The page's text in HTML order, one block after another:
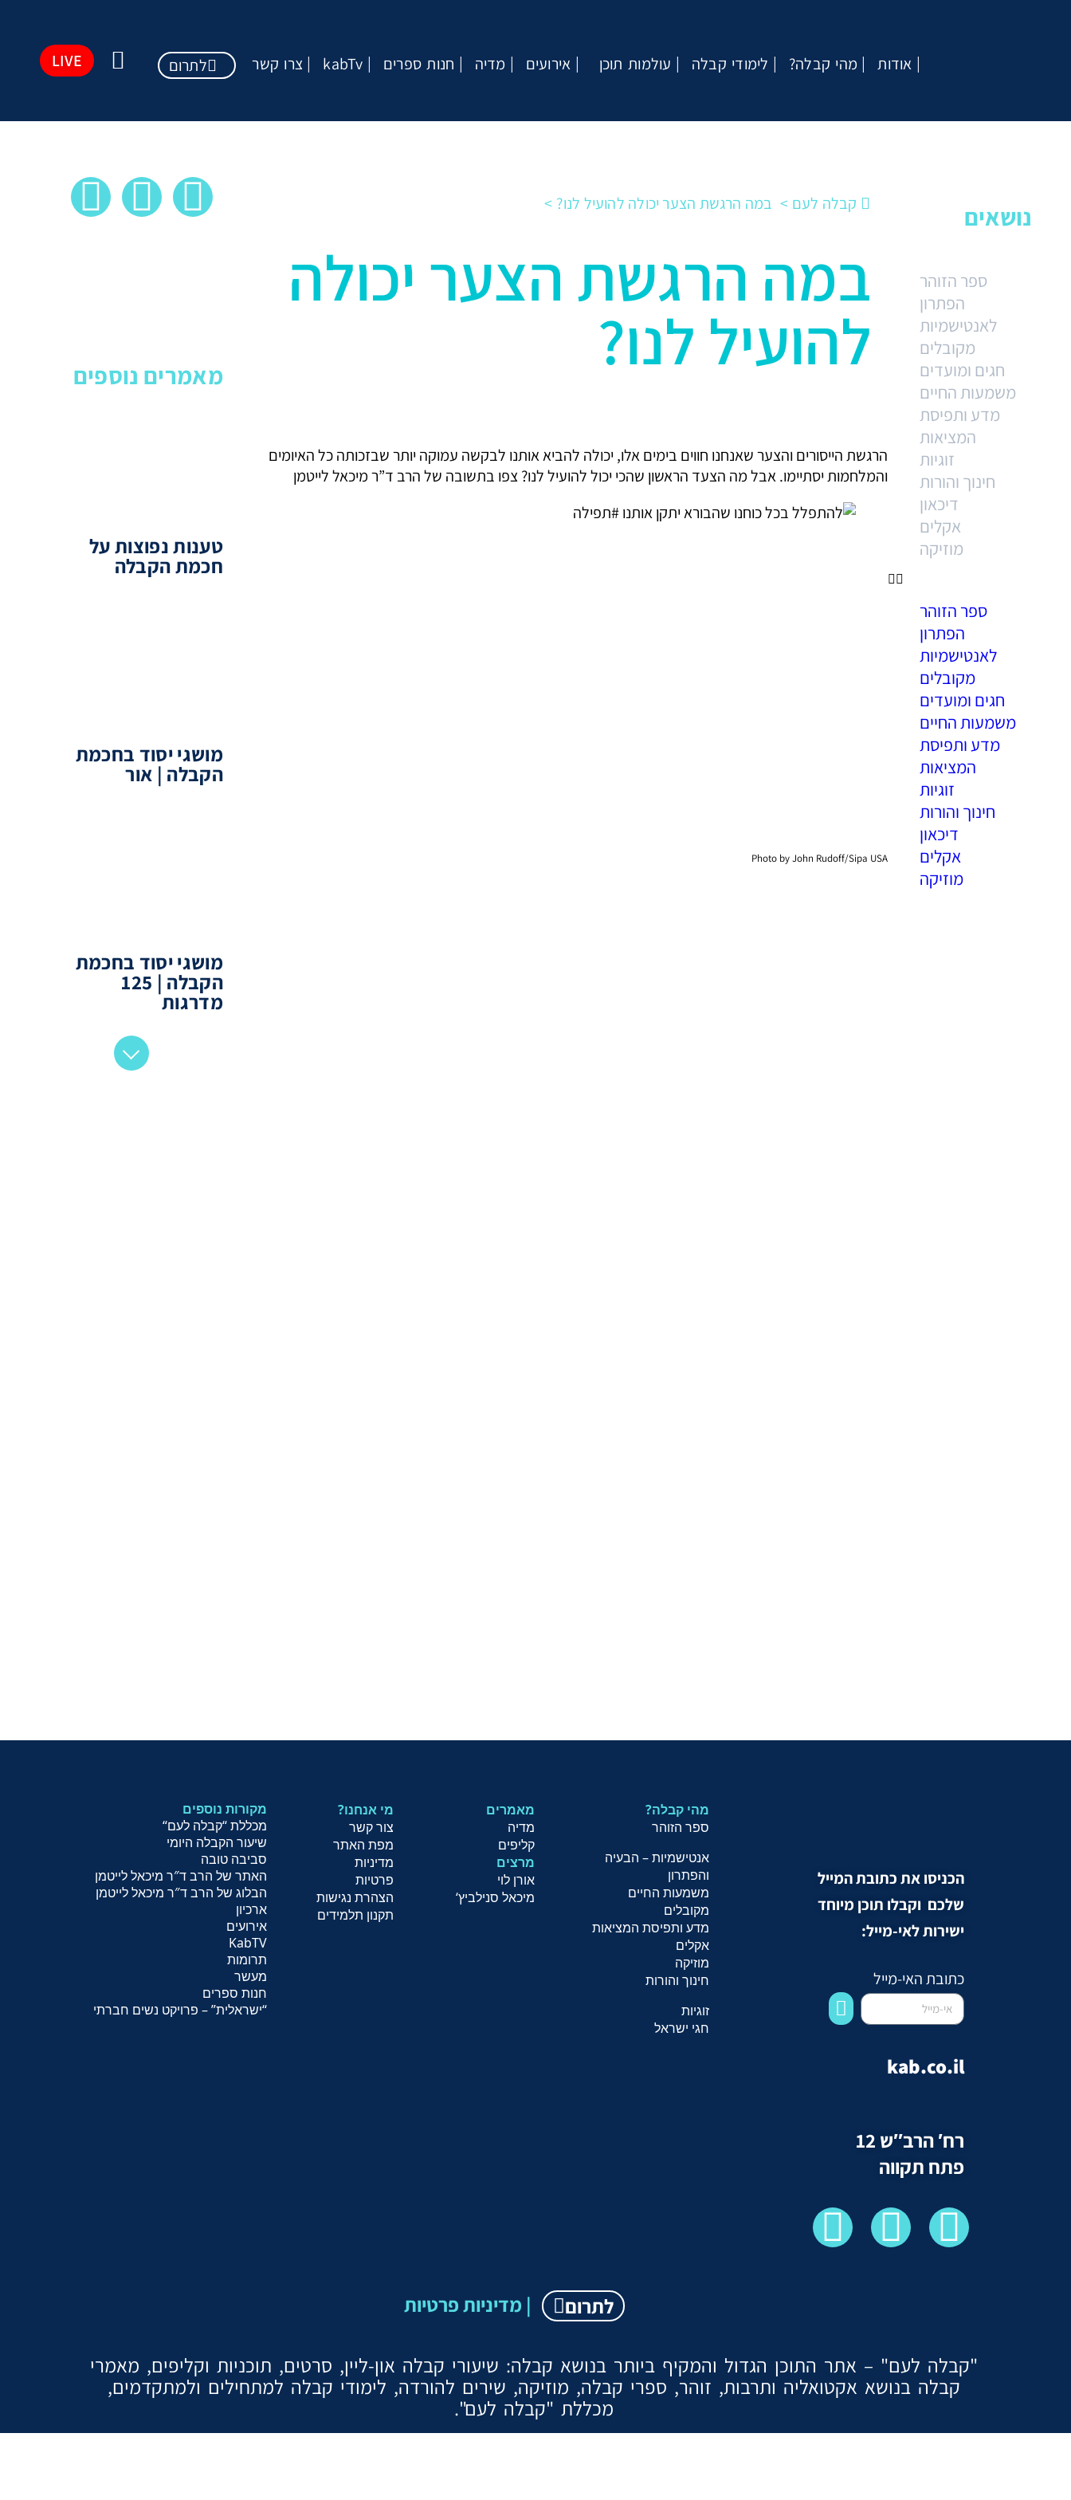
LIVE לתרום צרו קשר kabTv חנות ספרים מדיה אירועים עולמות תוכן לימודי קבלה ?מהי קבלה אודות
מאמרים נוספים
טענות נפוצות על
חכמת הקבלה
מושגי יסוד בחכמת
הקבלה | אור
מושגי יסוד בחכמת
הקבלה | 125
מדרגות
במה הרגשת הצער יכולה להועיל לנו?
במה הרגשת הצער יכולה
להועיל לנו?
הרגשת הייסורים והצער שאנחנו חווים בימים אלו, יכולה להביא אותנו לבקשה עמוקה יותר שבזכותה כל האיומים
והמלחמות יסתיימו. אבל מה הצעד הראשון שהכי יכול להועיל לנו? צפו בתשובה של הרב ד”ר מיכאל לייטמן
Photo by John Rudoff/Sipa USA
נושאים
ספר הזוהר
הפתרון
לאנטישמיות
מקובלים
חגים ומועדים
משמעות החיים
מדע ותפיסת
המציאות
זוגיות
חינוך והורות
דיכאון
אקלים
מוזיקה
ספר הזוהר
הפתרון
לאנטישמיות
מקובלים
חגים ומועדים
משמעות החיים
מדע ותפיסת
המציאות
זוגיות
חינוך והורות
דיכאון
אקלים
מוזיקה
מקורות נוספים
“מכללת “קבלה לעם
שיעור הקבלה היומי
סביבה טובה
האתר של הרב ד″ר מיכאל לייטמן
הבלוג של הרב ד″ר מיכאל לייטמן
ארכיון
אירועים
KabTV
תרומות
מעשר
חנות ספרים
“ישראלית” – פרויקט נשים חברתי
?מי אנחנו
צור קשר
מפת האתר
מדיניות
פרטיות
הצהרת נגישות
תקנון תלמידים
מאמרים
מדיה
קליפים
מרצים
אורן לוי
מיכאל סנילביץ‘
מהי קבלה?
ספר הזוהר
אנטישמיות – הבעיה
והפתרון
משמעות החיים
מקובלים
מדע ותפיסת המציאות
אקלים
מוזיקה
חינוך והורות
זוגיות
חגי ישראל
הכניסו את כתובת המייל
שלכם וקבלו תוכן מיוחד
ישירות לאי-מייל:
כתובת האי-מייל
kab.co.il
רח′ הרב″ש 12
פתח תקווה
מדיניות פרטיות | לתרום
"קבלה לעם" – אתר התוכן הגדול והמקיף ביותר בנושא קבלה: שיעורי קבלה און-ליין, סרטים, תוכניות וקליפים, מאמרי
קבלה בנושא אקטואליה ותרבות, זוהר, ספרי קבלה, מוזיקה, שירים להורדה, לימודי קבלה למתחילים ולמתקדמים,
מכללת "קבלה לעם".